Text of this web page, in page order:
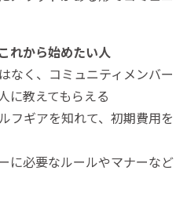
れから始めたい人
なく、コミュニティメンバー
に教えてもらえる
フギアを知れて、初期費用を
に必要なルールやマナーなど